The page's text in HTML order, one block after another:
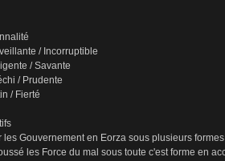
/ Incorruptible
/ Savante
/ Prudente
/ Fierté
les Gouvernement en Eorza sous plusieurs
les Force du mal sous toute c'est forme en